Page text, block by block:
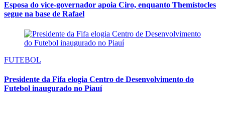
Esposa do vice-governador apoia Ciro, enquanto Themístocles
segue na base de Rafael
FUTEBOL
Presidente da Fifa elogia Centro de Desenvolvimento do
Futebol inaugurado no Piauí